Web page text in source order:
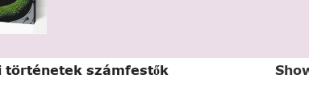
történetek számfestők